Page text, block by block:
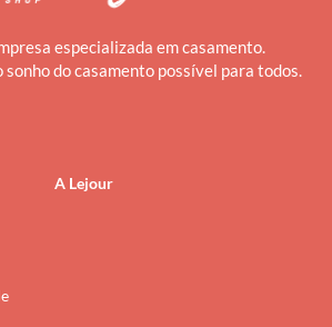
especializada em casamento.
do casamento possível para todos.
A Lejour